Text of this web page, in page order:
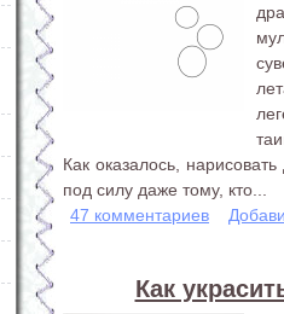
Как оказалось,
под силу даже тому, кто...
47 комментариев
Как